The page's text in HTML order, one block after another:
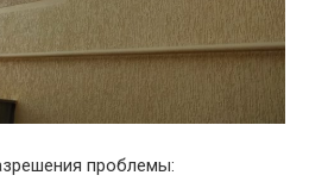
проблемы: